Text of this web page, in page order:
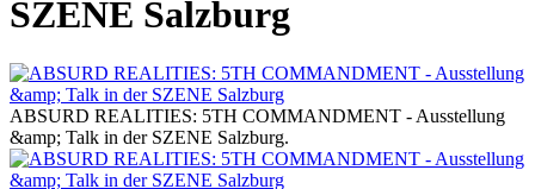
SZENE Salzburg
ABSURD REALITIES: 5TH COMMANDMENT - Ausstellung
&amp; Talk in der SZENE Salzburg.